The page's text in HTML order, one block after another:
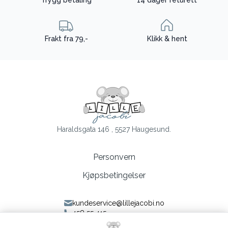
Frakt fra 79,- Klikk & hent
Haraldsgata 146 , 5527 Haugesund.
Personvern
Kjøpsbetingelser
kundeservice@lillejacobi.no
458 55 415
Følg oss på Facebook